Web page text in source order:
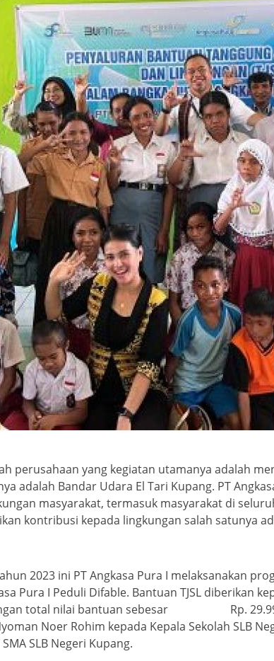
perusahaan yang kegiatan utamanya adalah
adalah Bandar Udara El Tari Kupang. PT
masyarakat, termasuk masyarakat di
kontribusi kepada lingkungan salah satunya
2023 ini PT Angkasa Pura I melaksanakan
Pura I Peduli Difable. Bantuan TJSL diberikan
total nilai bantuan sebesar Rp.
Noer Rohim kepada Kepala Sekolah SLB
SLB Negeri Kupang.